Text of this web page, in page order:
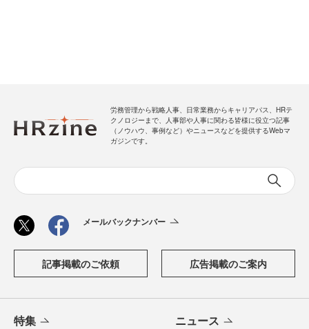
労務管理から戦略人事、日常業務からキャリアパス、HRテ
クノロジーまで、人事部や人事に関わる皆様に役立つ記事
（ノウハウ、事例など）やニュースなどを提供するWebマ
ガジンです。
メールバックナンバー
記事掲載のご依頼 広告掲載のご案内
特集 ニュース